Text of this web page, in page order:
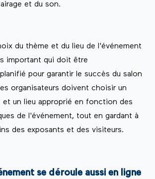
et du son.
du thème et du lieu de l'événement
important qui doit être
pour garantir le succès du salon
organisateurs doivent choisir un
et un lieu approprié en fonction des
de l'événement, tout en gardant à
des exposants et des visiteurs.
se déroule aussi en ligne